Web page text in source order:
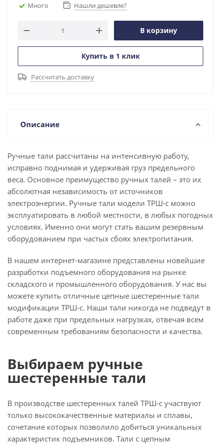
Много Нашли дешевле?
В корзину
Купить в 1 клик
Рассчитать доставку
Описание
Ручные тали рассчитаны на интенсивную работу,
исправно поднимая и удерживая груз предельного
веса. Основное преимущество ручных талей – это их
абсолютная независимость от источников
электроэнергии. Ручные тали модели ТРШ-с можно
эксплуатировать в любой местности, в любых погодных
условиях. Именно они могут стать вашим резервным
оборудованием при частых сбоях электропитания.
В нашем интернет-магазине представлены новейшие
разработки подъемного оборудования на рынке
складского и промышленного оборудования. У нас вы
можете купить отличные цепные шестеренные тали
модификации ТРШ-с. Наши тали никогда не подведут в
работе даже при предельных нагрузках, отвечая всем
современным требованиям безопасности и качества.
Выбираем ручные
шестеренные тали
В производстве шестеренных талей ТРШ-с участвуют
только высококачественные материалы и сплавы,
сочетание которых позволило добиться уникальных
характеристик подъемников. Тали с цепным